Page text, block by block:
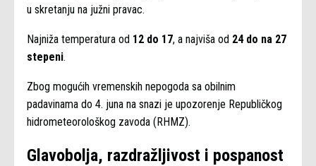
u skretanju na južni pravac.
Najniža temperatura od 12 do 17, a najviša od 24 do na 27
stepeni.
Zbog mogućih vremenskih nepogoda sa obilnim
padavinama do 4. juna na snazi je upozorenje Republičkog
hidrometeorološkog zavoda (RHMZ).
Glavobolja, razdražljivost i pospanost